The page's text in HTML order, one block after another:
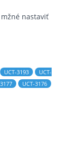
nastaviť
UCT-3193
UCT-
UCT-3176